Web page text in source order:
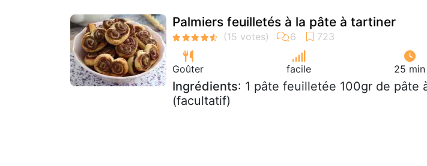
Palmiers feuilletés à la pâte à tartiner
Goûter facile 25 min
Ingrédients: 1 pâte feuilletée 100gr de pâte
(facultatif)